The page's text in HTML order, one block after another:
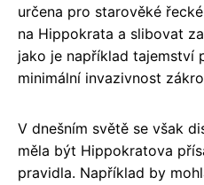
určena pro starověké
na Hippokrata a slibovat
jako je například tajemství
minimální invazivnost
V dnešním světě se však
měla být Hippokratova
pravidla. Například by